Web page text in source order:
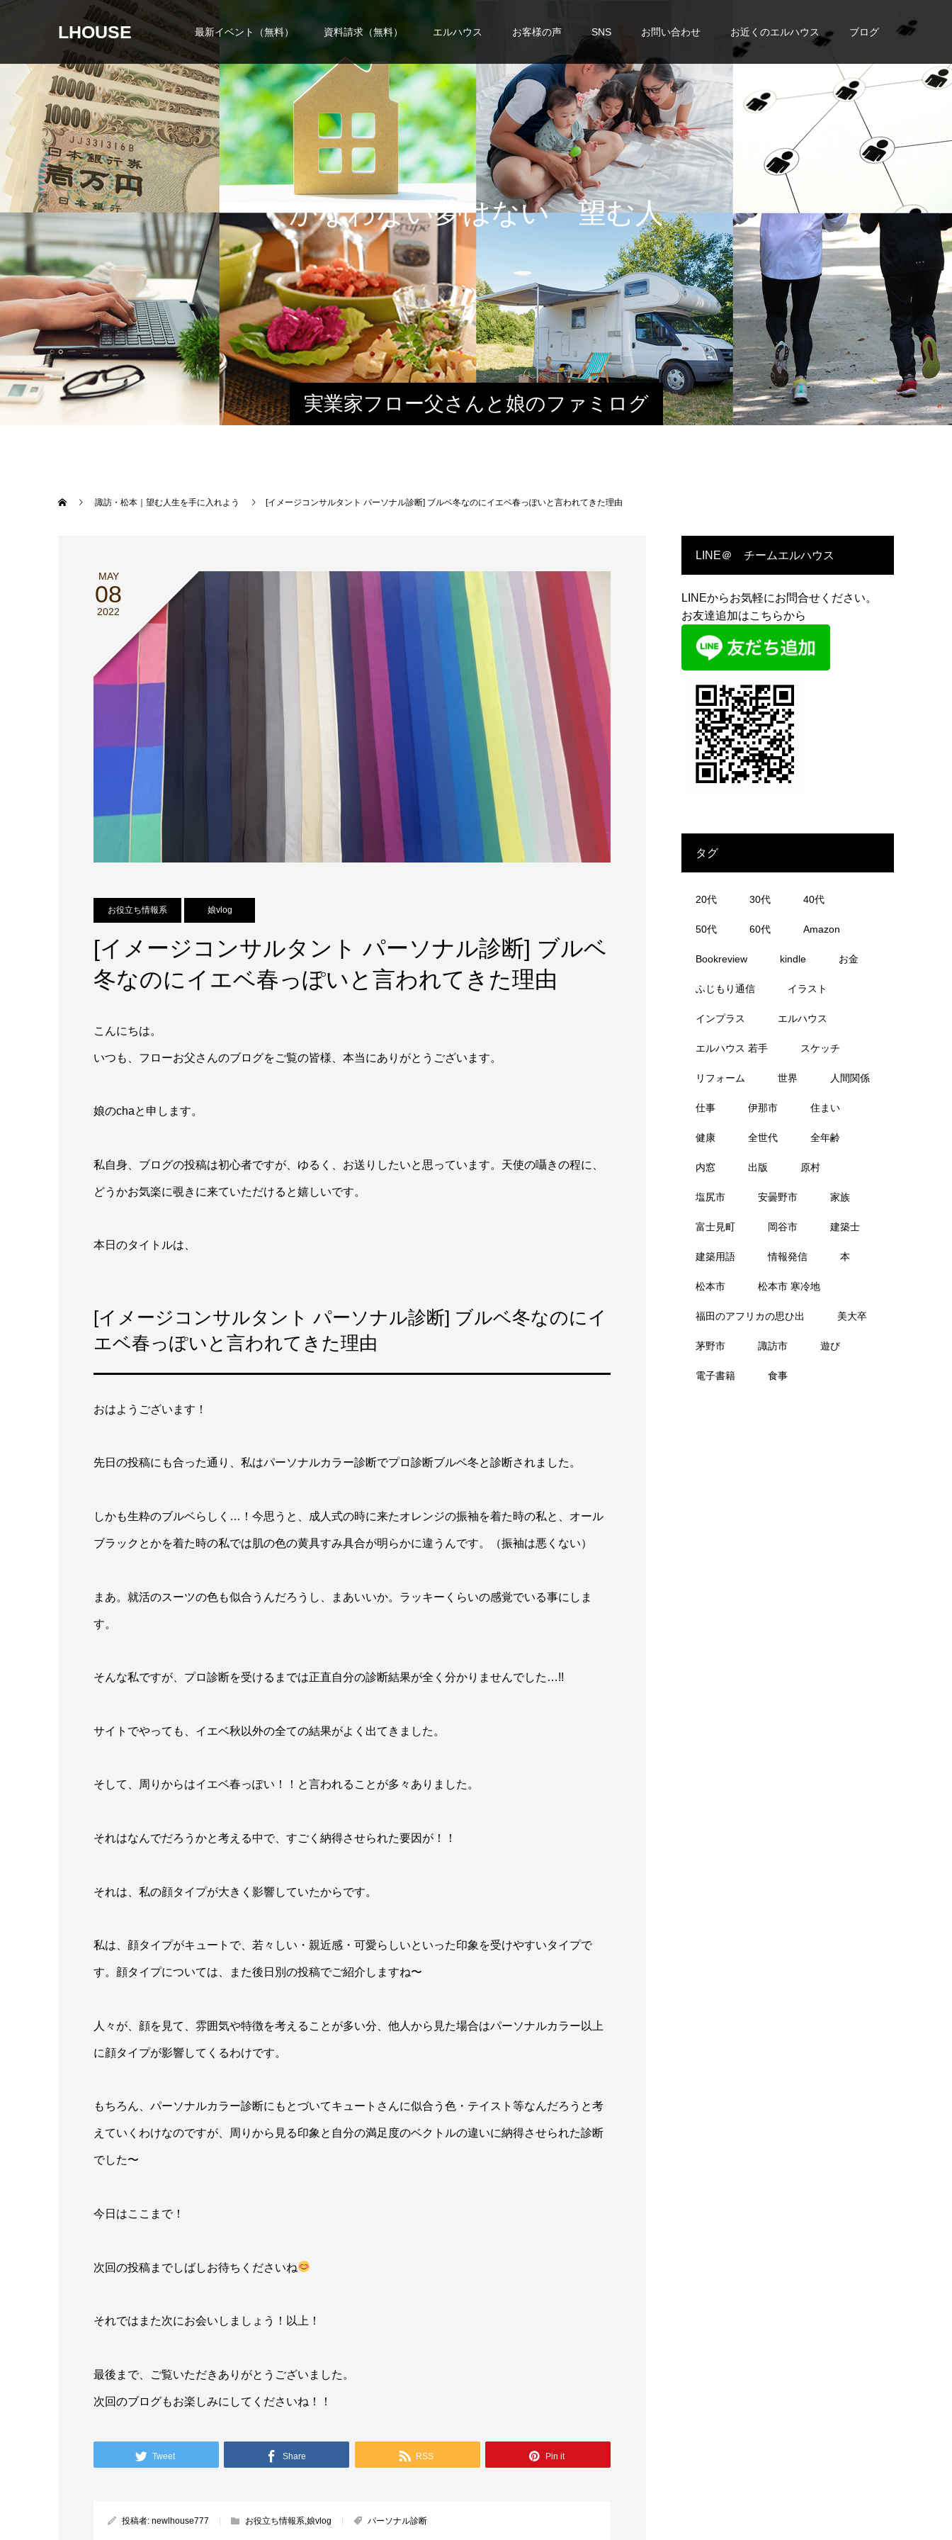
LHOUSE 最新イベント（無料） 資料請求（無料） エルハウス お客様の声 SNS お問い合わせ お近くのエルハウス ブログ
実業家フロー父さんと娘のファミログ
かなわない夢はない 望む人生を手に
諏訪・松本｜望む人生を手に入れよう [イメージコンサルタント パーソナル診断] ブルベ冬なのにイエベ春っぽいと言われてきた理由
MAY
08
2022
お役立ち情報系 娘vlog
[イメージコンサルタント パーソナル診断] ブルベ
冬なのにイエベ春っぽいと言われてきた理由
こんにちは。
いつも、フローお父さんのブログをご覧の皆様、本当にありがとうございます。
娘のchaと申します。
私自身、ブログの投稿は初心者ですが、ゆるく、お送りしたいと思っています。天使の囁きの程に、
どうかお気楽に覗きに来ていただけると嬉しいです。
本日のタイトルは、
[イメージコンサルタント パーソナル診断] ブルベ冬なのにイ
エベ春っぽいと言われてきた理由
おはようございます！
先日の投稿にも合った通り、私はパーソナルカラー診断でプロ診断ブルベ冬と診断されました。
しかも生粋のブルベらしく…！今思うと、成人式の時に来たオレンジの振袖を着た時の私と、オール
ブラックとかを着た時の私では肌の色の黄具すみ具合が明らかに違うんです。（振袖は悪くない）
まあ。就活のスーツの色も似合うんだろうし、まあいいか。ラッキーくらいの感覚でいる事にしま
す。
そんな私ですが、プロ診断を受けるまでは正直自分の診断結果が全く分かりませんでした…!!
サイトでやっても、イエベ秋以外の全ての結果がよく出てきました。
そして、周りからはイエベ春っぽい！！と言われることが多々ありました。
それはなんでだろうかと考える中で、すごく納得させられた要因が！！
それは、私の顔タイプが大きく影響していたからです。
私は、顔タイプがキュートで、若々しい・親近感・可愛らしいといった印象を受けやすいタイプで
す。顔タイプについては、また後日別の投稿でご紹介しますね〜
人々が、顔を見て、雰囲気や特徴を考えることが多い分、他人から見た場合はパーソナルカラー以上
に顔タイプが影響してくるわけです。
もちろん、パーソナルカラー診断にもとづいてキュートさんに似合う色・テイスト等なんだろうと考
えていくわけなのですが、周りから見る印象と自分の満足度のベクトルの違いに納得させられた診断
でした〜
今日はここまで！
次回の投稿までしばしお待ちくださいね
それではまた次にお会いしましょう！以上！
最後まで、ご覧いただきありがとうございました。
次回のブログもお楽しみにしてくださいね！！
Tweet Share RSS Pin it
投稿者: newlhouse777 お役立ち情報系,娘vlog パーソナル診断
LINE＠ チームエルハウス
LINEからお気軽にお問合せください。
お友達追加はこちらから
タグ
20代 30代 40代
50代 60代 Amazon
Bookreview kindle お金
ふじもり通信 イラスト
インプラス エルハウス
エルハウス 若手 スケッチ
リフォーム 世界 人間関係
仕事 伊那市 住まい
健康 全世代 全年齢
内窓 出版 原村
塩尻市 安曇野市 家族
富士見町 岡谷市 建築士
建築用語 情報発信 本
松本市 松本市 寒冷地
福田のアフリカの思ひ出 美大卒
茅野市 諏訪市 遊び
電子書籍 食事